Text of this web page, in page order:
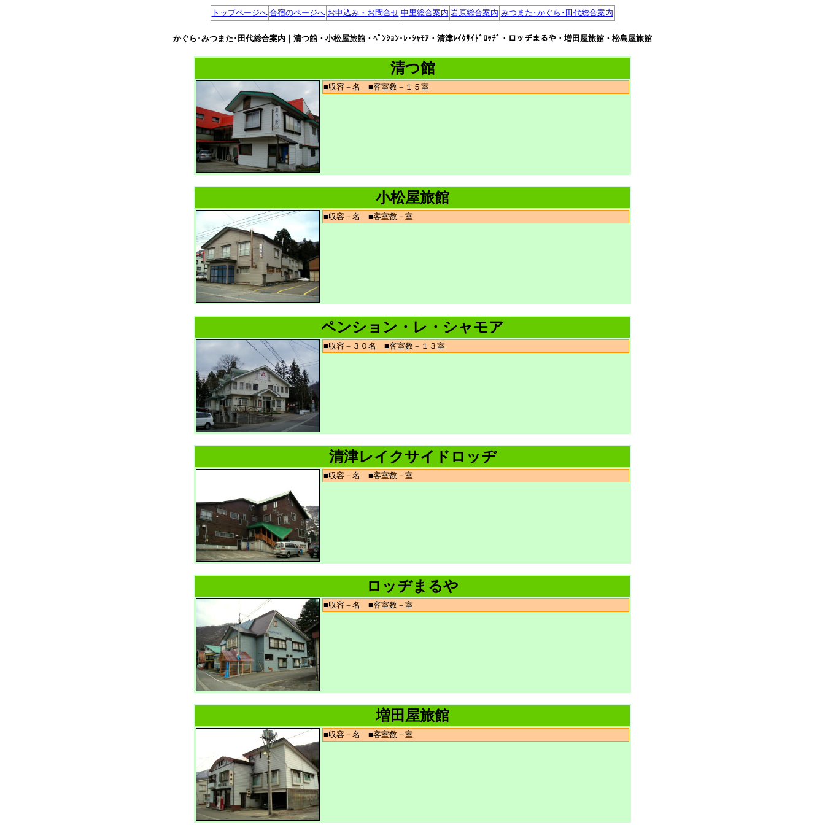
トップページへ 合宿のページへ お申込み・お問合せ 中里総合案内 岩原総合案内 みつまた･かぐら･田代総合案内
かぐら･みつまた･田代総合案内｜清つ館・小松屋旅館・ﾍﾟﾝｼｮﾝ･ﾚ･ｼｬﾓｱ・清津ﾚｲｸｻｲﾄﾞﾛｯﾁﾞ・ロッヂまるや・増田屋旅館・松島屋旅館
清つ館
■収容－名 ■客室数－１５室
小松屋旅館
■収容－名 ■客室数－室
ペンション・レ・シャモア
■収容－３０名 ■客室数－１３室
清津レイクサイドロッヂ
■収容－名 ■客室数－室
ロッヂまるや
■収容－名 ■客室数－室
増田屋旅館
■収容－名 ■客室数－室